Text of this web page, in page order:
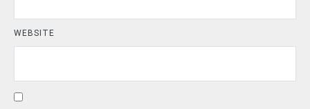
WEBSITE